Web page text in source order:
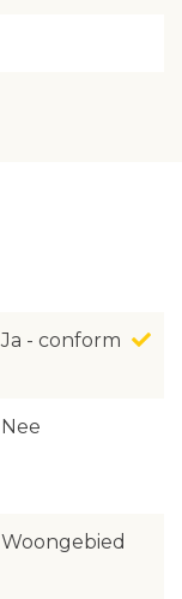
Ja - conform
Nee
Woongebied